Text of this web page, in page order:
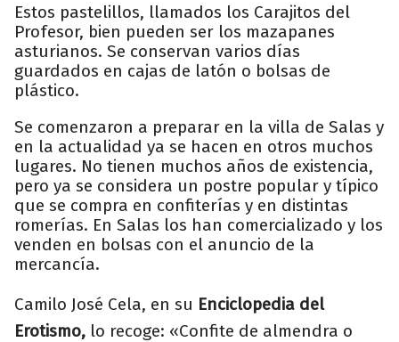
Estos pastelillos, llamados los Carajitos del
Profesor, bien pueden ser los mazapanes
asturianos. Se conservan varios días
guardados en cajas de latón o bolsas de
plástico.
Se comenzaron a preparar en la villa de Salas y
en la actualidad ya se hacen en otros muchos
lugares. No tienen muchos años de existencia,
pero ya se considera un postre popular y típico
que se compra en confiterías y en distintas
romerías. En Salas los han comercializado y los
venden en bolsas con el anuncio de la
mercancía.
Camilo José Cela, en su Enciclopedia del
Erotismo, lo recoge: «Confite de almendra o